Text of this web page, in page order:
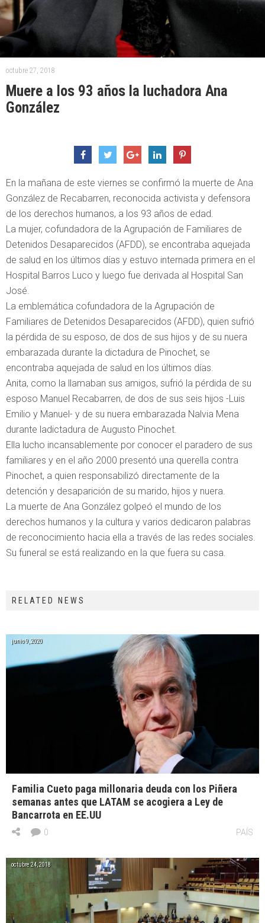
octubre 27, 2018
Muere a los 93 años la luchadora Ana
González
En la mañana de este viernes se confirmó la muerte de Ana
González de Recabarren, reconocida activista y defensora
de los derechos humanos, a los 93 años de edad.
La mujer, cofundadora de la Agrupación de Familiares de
Detenidos Desaparecidos (AFDD), se encontraba aquejada
de salud en los últimos días y estuvo internada primera en el
Hospital Barros Luco y luego fue derivada al Hospital San
José.
La emblemática cofundadora de la Agrupación de
Familiares de Detenidos Desaparecidos (AFDD), quien sufrió
la pérdida de su esposo, de dos de sus hijos y de su nuera
embarazada durante la dictadura de Pinochet, se
encontraba aquejada de salud en los últimos días.
Anita, como la llamaban sus amigos, sufrió la pérdida de su
esposo Manuel Recabarren, de dos de sus seis hijos -Luis
Emilio y Manuel- y de su nuera embarazada Nalvia Mena
durante ladictadura de Augusto Pinochet.
Ella lucho incansablemente por conocer el paradero de sus
familiares y en el año 2000 presentó una querella contra
Pinochet, a quien responsabilizó directamente de la
detención y desaparición de su marido, hijos y nuera.
La muerte de Ana González golpeó el mundo de los
derechos humanos y la cultura y varios dedicaron palabras
de reconocimiento hacia ella a través de las redes sociales.
Su funeral se está realizando en la que fuera su casa.
RELATED NEWS
junio 9, 2020
Familia Cueto paga millonaria deuda con los Piñera
semanas antes que LATAM se acogiera a Ley de
Bancarrota en EE.UU
PAÍS
0
octubre 24, 2018